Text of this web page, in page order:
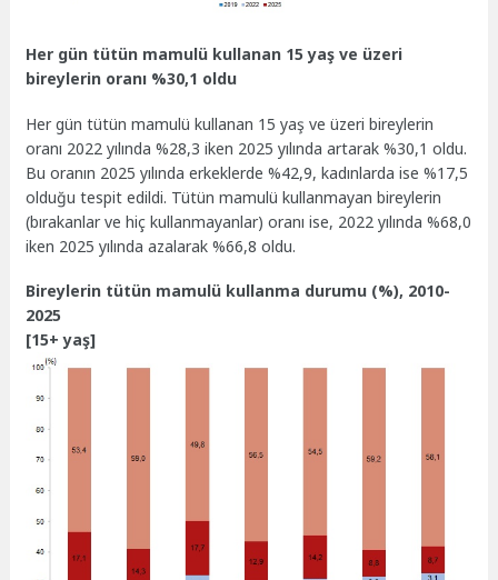
Her gün tütün mamulü kullanan 15 yaş ve üzeri
bireylerin oranı %30,1 oldu
Her gün tütün mamulü kullanan 15 yaş ve üzeri bireylerin
oranı 2022 yılında %28,3 iken 2025 yılında artarak %30,1 oldu.
Bu oranın 2025 yılında erkeklerde %42,9, kadınlarda ise %17,5
olduğu tespit edildi. Tütün mamulü kullanmayan bireylerin
(bırakanlar ve hiç kullanmayanlar) oranı ise, 2022 yılında %68,0
iken 2025 yılında azalarak %66,8 oldu.
Bireylerin tütün mamulü kullanma durumu (%), 2010-
2025
[15+ yaş]